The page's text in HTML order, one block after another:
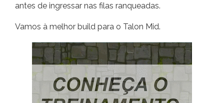
antes de ingressar nas filas ranqueadas.
Vamos à melhor build para o Talon Mid.